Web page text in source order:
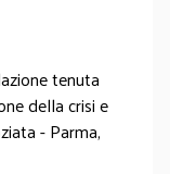
tenuta
della crisi e
- Parma,